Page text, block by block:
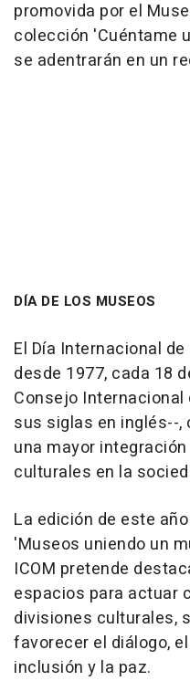
promovida por el
colección 'Cuéntame
se adentrarán en un
DÍA DE LOS MUSEOS
El Día Internacional
desde 1977, cada 18
Consejo Internacional
sus siglas en inglés--,
una mayor
culturales en la
La edición de este
'Museos uniendo un
ICOM pretende
espacios para actuar
divisiones culturales,
favorecer el diálogo,
inclusión y la paz.